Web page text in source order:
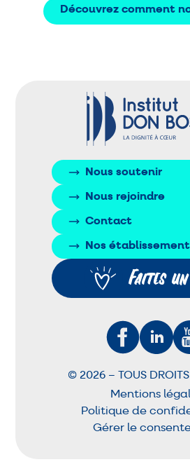
Découvrez comment
Nous soutenir
Nous rejoindre
Contact
Nos
Faites
© 2026 – TOUS DROITS
Mentions
Politique de
Gérer le